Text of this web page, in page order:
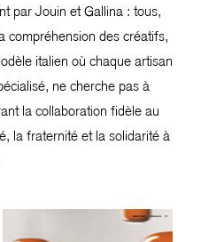
par Jouin et Gallina : tous,
compréhension des créatifs,
italien où chaque artisan
ne cherche pas à
la collaboration fidèle au
la fraternité et la solidarité à